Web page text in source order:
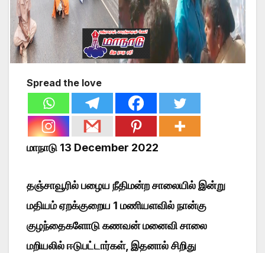
Spread the love
மாநாடு 13 December 2022
தஞ்சாவூரில் பழைய நீதிமன்ற சாலையில் இன்று
மதியம் ஏறக்குறைய 1 மணியளவில் நான்கு
குழந்தைகளோடு கணவன் மனைவி சாலை
மறியலில் ஈடுபட்டார்கள், இதனால் சிறிது